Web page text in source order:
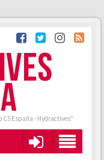
España - Hydractives"